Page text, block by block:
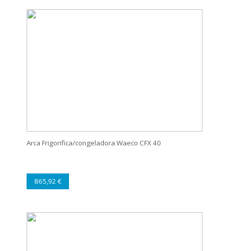
Arca Frigorifica/congeladora Waeco CFX 40
865,92 €